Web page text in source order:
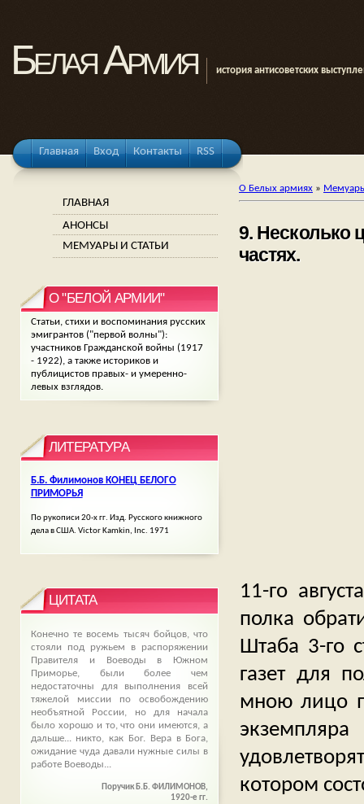
Белая Армия история антисоветских
Главная Вход Контакты RSS
О Белых армиях »
9. Несколько
частях.
11-го
полка
Штаба 3-го
газет для
мною лицо
котором
ГЛАВНАЯ
АНОНСЫ
МЕМУАРЫ И СТАТЬИ
О "БЕЛОЙ АРМИИ"
Статьи, стихи и воспоминания русских
эмигрантов ("первой волны"):
участников Гражданской войны (1917
- 1922), а также историков и
публицистов правых- и умеренно-
левых взглядов.
ЛИТЕРАТУРА
Б.Б. Филимонов КОНЕЦ БЕЛОГО
ПРИМОРЬЯ
По рукописи 20-х гг. Изд. Русского книжного
дела в США. Victor Kamkin, Inc. 1971
ЦИТАТА
Конечно те восемь тысяч бойцов, что
стояли под ружьем в распоряжении
Правителя и Воеводы в Южном
Приморье, были более чем
недостаточны для выполнения всей
тяжелой миссии по освобождению
необъятной России, но для начала
было хорошо и то, что они имеются, а
дальше... никто, как Бог. Вера в Бога,
ожидание чуда давали нужные силы в
работе Воеводы...
Поручик Б.Б. ФИЛИМОНОВ,
1920-е гг.